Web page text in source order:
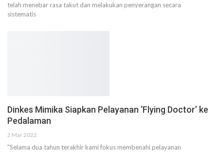
telah menebar rasa takut dan melakukan penyerangan secara
sistematis
Dinkes Mimika Siapkan Pelayanan ‘Flying Doctor’ ke
Pedalaman
2 Mar 2022
"Selama dua tahun terakhir kami fokus membenahi pelayanan